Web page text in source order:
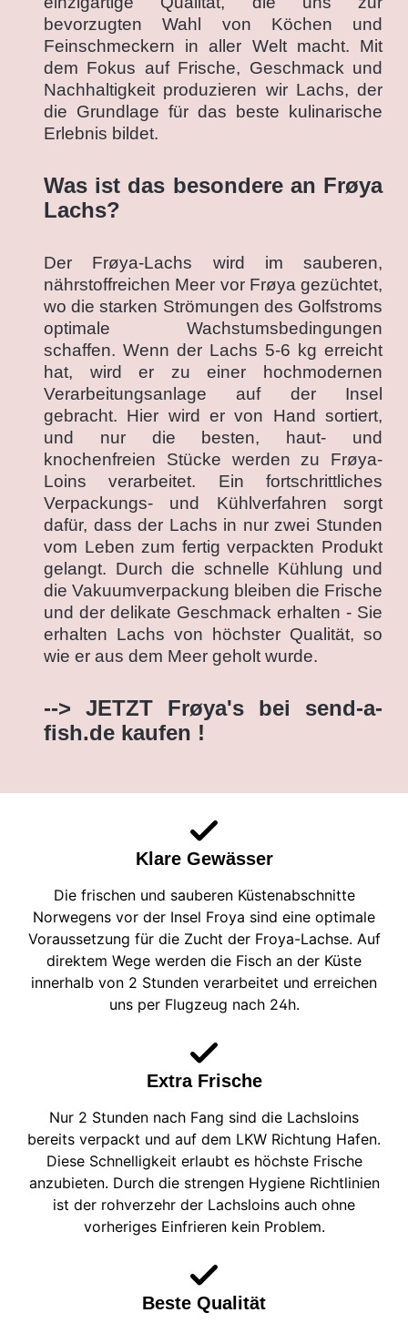
bevorzugten Wahl von Köchen und
Feinschmeckern in aller Welt macht. Mit
dem Fokus auf Frische, Geschmack und
Nachhaltigkeit produzieren wir Lachs, der
die Grundlage für das beste kulinarische
Erlebnis bildet.
Was ist das besondere an Frøya
Lachs?
Der Frøya-Lachs wird im sauberen,
nährstoffreichen Meer vor Frøya gezüchtet,
wo die starken Strömungen des Golfstroms
optimale Wachstumsbedingungen
schaffen. Wenn der Lachs 5-6 kg erreicht
hat, wird er zu einer hochmodernen
Verarbeitungsanlage auf der Insel
gebracht. Hier wird er von Hand sortiert,
und nur die besten, haut- und
knochenfreien Stücke werden zu Frøya-
Loins verarbeitet. Ein fortschrittliches
Verpackungs- und Kühlverfahren sorgt
dafür, dass der Lachs in nur zwei Stunden
vom Leben zum fertig verpackten Produkt
gelangt. Durch die schnelle Kühlung und
die Vakuumverpackung bleiben die Frische
und der delikate Geschmack erhalten - Sie
erhalten Lachs von höchster Qualität, so
wie er aus dem Meer geholt wurde.
--> JETZT Frøya's bei send-a-
fish.de kaufen !
Klare Gewässer
Die frischen und sauberen Küstenabschnitte
Norwegens vor der Insel Froya sind eine optimale
Voraussetzung für die Zucht der Froya-Lachse. Auf
direktem Wege werden die Fisch an der Küste
innerhalb von 2 Stunden verarbeitet und erreichen
uns per Flugzeug nach 24h.
Extra Frische
Nur 2 Stunden nach Fang sind die Lachsloins
bereits verpackt und auf dem LKW Richtung Hafen.
Diese Schnelligkeit erlaubt es höchste Frische
anzubieten. Durch die strengen Hygiene Richtlinien
ist der rohverzehr der Lachsloins auch ohne
vorheriges Einfrieren kein Problem.
Beste Qualität